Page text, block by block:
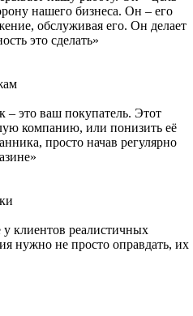
нашего бизнеса. Он – его
обслуживая его. Он делает
это сделать»
– это ваш покупатель. Этот
компанию, или понизить её
просто начав регулярно
у клиентов реалистичных
нужно не просто оправдать, их